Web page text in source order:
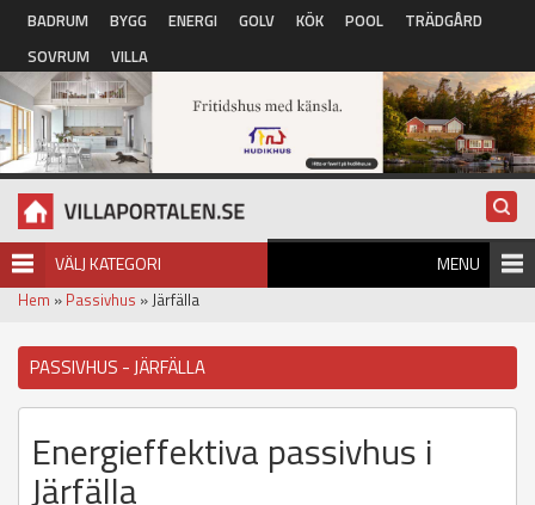
Hoppa till huvudinnehåll
BADRUM BYGG ENERGI GOLV KÖK POOL
TRÄDGÅRD
SOVRUM
VILLA
VÄLJ KATEGORI MENU
Hem » Passivhus » Järfälla
PASSIVHUS - JÄRFÄLLA
Energieffektiva passivhus i
Järfälla